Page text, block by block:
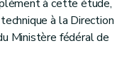
à cette étude,
à la Direction
Ministère fédéral de